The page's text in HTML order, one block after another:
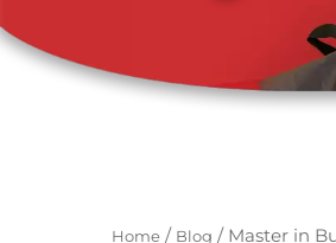
Home / Blog / Master in